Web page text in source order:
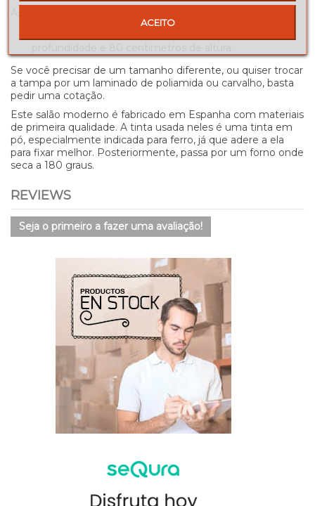
Se você precisar de um tamanho diferente, ou quiser trocar
a tampa por um laminado de poliamida ou carvalho, basta
pedir uma cotação.
Este salão moderno é fabricado em Espanha com materiais
de primeira qualidade. A tinta usada neles é uma tinta em
pó, especialmente indicada para ferro, já que adere a ela
para fixar melhor. Posteriormente, passa por um forno onde
seca a 180 graus.
REVIEWS
Seja o primeiro a fazer uma avaliação!
ACEITO